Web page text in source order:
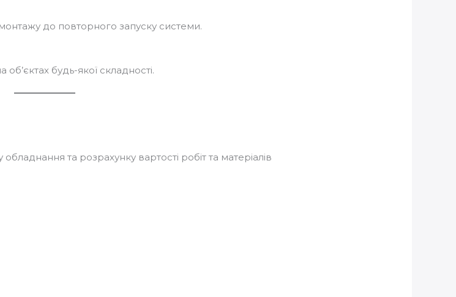
до повторного запуску системи.
будь-якої складності.
та розрахунку вартості робіт та матеріалів